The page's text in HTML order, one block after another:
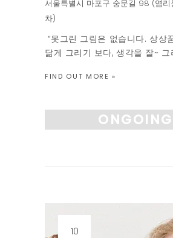
서울특별시 마포구 숭문길 98 (염리
차)
“못그린 그림은 없습니다. 상상
닮게 그리기 보다, 생각을 잘~ 그
호응해주는 순간이 미술수업의 시
에 해야할 여러가지 요소들을
텔링 의 시간을 충분히 선행하며,
FIND OUT MORE »
ONGOING
10